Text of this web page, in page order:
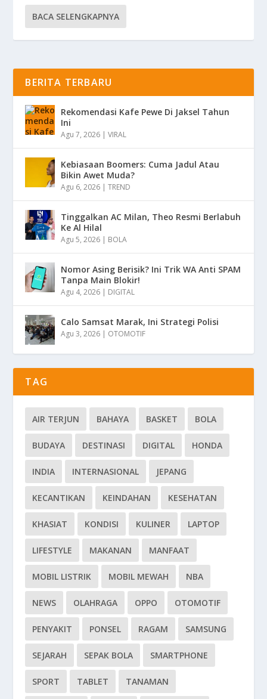
BACA SELENGKAPNYA
BERITA TERBARU
Rekomendasi Kafe Pewe Di Jaksel Tahun
Ini
Agu 7, 2026 |VIRAL
Kebiasaan Boomers: Cuma Jadul Atau
Bikin Awet Muda?
Agu 6, 2026 |TREND
Tinggalkan AC Milan, Theo Resmi Berlabuh
Ke Al Hilal
Agu 5, 2026 | BOLA
Nomor Asing Berisik? Ini Trik WA Anti SPAM
Tanpa Main Blokir!
Agu 4, 2026 | DIGITAL
Calo Samsat Marak, Ini Strategi Polisi
Agu 3, 2026 | OTOMOTIF
TAG
AIR TERJUN BAHAYA BASKET BOLA
BUDAYA DESTINASI DIGITAL HONDA
INDIA INTERNASIONAL JEPANG
KECANTIKAN KEINDAHAN KESEHATAN
KHASIAT KONDISI KULINER LAPTOP
LIFESTYLE MAKANAN MANFAAT
MOBIL LISTRIK MOBIL MEWAH NBA
NEWS OLAHRAGA OPPO OTOMOTIF
PENYAKIT PONSEL RAGAM SAMSUNG
SEJARAH SEPAK BOLA SMARTPHONE
SPORT TABLET TANAMAN